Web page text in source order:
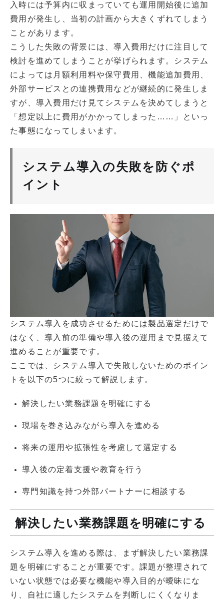
入時には予算内に収まっていても運用開始後に追加
費用が発生し、当初の計画から大きくずれてしまう
ことがあります。
こうした失敗の背景には、導入費用だけに注目して
検討を進めてしまうことが挙げられます。システム
によっては月額利用料や保守費用、機能追加費用、
外部サービスとの連携費用などが継続的に発生しま
すが、導入費用だけ見てシステムを決めてしまうと
「想定以上に費用がかかってしまった……」といっ
た事態になってしまいます。
システム導入の失敗を防ぐポ
イント
システム導入を成功させるためには製品選定だけで
はなく、導入前の準備や導入後の運用まで見据えて
進めることが重要です。
ここでは、システム導入で失敗しないためのポイン
トを以下の5つに絞って解説します。
解決したい業務課題を明確にする
現場を巻き込みながら導入を進める
将来の運用や拡張性を考慮して選定する
導入後の定着支援や教育を行う
専門知識を持つ外部パートナーに相談する
解決したい業務課題を明確にする
システム導入を進める際は、まず解決したい業務課
題を明確にすることが重要です。課題が整理されて
いない状態では必要な機能や導入目的が曖昧にな
り、自社に適したシステムを判断しにくくなりま